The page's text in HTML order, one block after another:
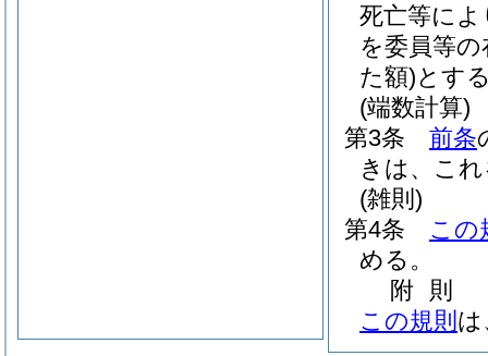
死亡等に
を委員等
た額)とす
(端数計算)
第3条
前条
きは、こ
(雑則)
第4条
この
める。
附 則
この規則 は